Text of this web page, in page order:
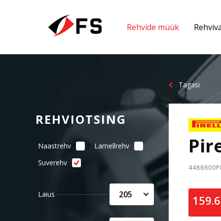
Rehvide müük
Tagasi
REHVIOTSING
Naastrehv
Lamellrehv
Suverehv
Laius 205